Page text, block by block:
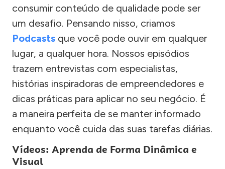
consumir conteúdo de qualidade pode ser
um desafio. Pensando nisso, criamos
Podcasts que você pode ouvir em qualquer
lugar, a qualquer hora. Nossos episódios
trazem entrevistas com especialistas,
histórias inspiradoras de empreendedores e
dicas práticas para aplicar no seu negócio. É
a maneira perfeita de se manter informado
enquanto você cuida das suas tarefas diárias.
Vídeos: Aprenda de Forma Dinâmica e
Visual